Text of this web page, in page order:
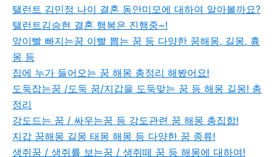
탤런트 김민정 나이 결혼 동안미모에 대하여 알아볼까요?
탤런트김승현 결혼 행복은 진행중~!
앞이빨 빠지는꿈 이빨 뽑는 꿈 등 다양한 꿈해몽, 길몽, 흉
몽 등
집에 누가 들어오는 꿈 해몽 총정리 해봤어요!
도둑잡는꿈 /도둑 꿈/지갑을 도둑맞는 꿈 등 해몽 길몽! 총
정리
강도드는 꿈 / 싸우는꿈 등 강도관련 꿈 해몽 총집합!
지갑 꿈해몽 길몽 태몽 해몽 등 다양한 꿈 종류!
생쥐꿈 / 생쥐를 보는꿈 / 생쥐떼 꿈 등 해몽에 대하여!